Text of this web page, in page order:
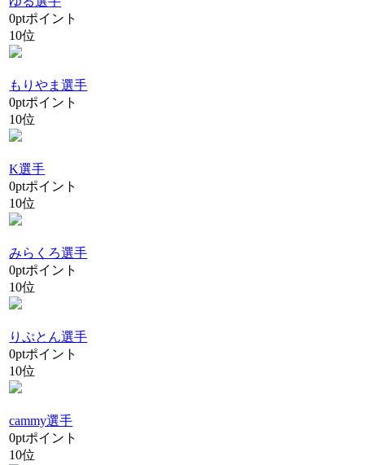
0ptポイント
10位
もりやま選手
0ptポイント
10位
K選手
0ptポイント
10位
みらくろ選手
0ptポイント
10位
りぷとん選手
0ptポイント
10位
cammy選手
0ptポイント
10位